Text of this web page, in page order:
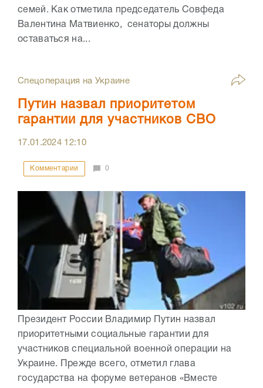
семей. Как отметила председатель Совфеда
Валентина Матвиенко, сенаторы должны
оставаться на...
Спецоперация на Украине
Путин назвал приоритетом
гарантии для участников СВО
17.01.2024 12:10
Комментарии 0
Президент России Владимир Путин назвал
приоритетными социальные гарантии для
участников специальной военной операции на
Украине. Прежде всего, отметил глава
государства на форуме ветеранов «Вместе